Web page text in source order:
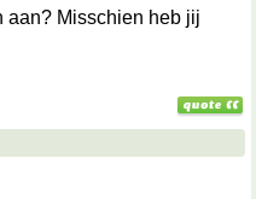
aan? Misschien heb jij